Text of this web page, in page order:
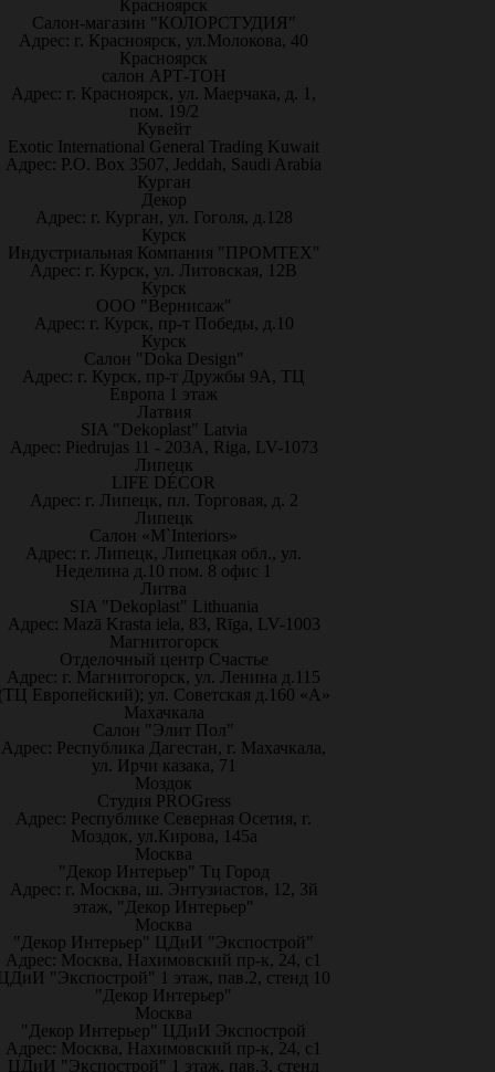
Красноярск
Салон-магазин "КОЛОРСТУДИЯ"
Адрес: г. Красноярск, ул.Молокова, 40
Красноярск
салон АРТ-ТОН
Адрес: г. Красноярск, ул. Маерчака, д. 1,
пом. 19/2
Кувейт
Exotic International General Trading Kuwait
Адрес: P.O. Box 3507, Jeddah, Saudi Arabia
Курган
Декор
Адрес: г. Курган, ул. Гоголя, д.128
Курск
Индустриальная Компания "ПРОМТЕХ"
Адрес: г. Курск, ул. Литовская, 12В
Курск
ООО "Вернисаж"
Адрес: г. Курск, пр-т Победы, д.10
Курск
Салон "Doka Design"
Адрес: г. Курск, пр-т Дружбы 9А, ТЦ
Европа 1 этаж
Латвия
SIA "Dekoplast" Latvia
Адрес: Piedrujas 11 - 203A, Riga, LV-1073
Липецк
LIFE DÉCOR
Адрес: г. Липецк, пл. Торговая, д. 2
Липецк
Салон «M`Interiors»
Адрес: г. Липецк, Липецкая обл., ул.
Неделина д.10 пом. 8 офис 1
Литва
SIA "Dekoplast" Lithuania
Адрес: Mazā Krasta iela, 83, Rīga, LV-1003
Магнитогорск
Отделочный центр Счастье
Адрес: г. Магнитогорск, ул. Ленина д.115
Европейский); ул. Советская д.160 «А»
Махачкала
Салон "Элит Пол"
Адрес: Республика Дагестан, г. Махачкала,
ул. Ирчи казака, 71
Моздок
Студия PROGress
Адрес: Республике Северная Осетия, г.
Моздок, ул.Кирова, 145а
Москва
"Декор Интерьер" Тц Город
Адрес: г. Москва, ш. Энтузиастов, 12, 3й
этаж, "Декор Интерьер"
Москва
"Декор Интерьер" ЦДиИ "Экспострой"
Адрес: Москва, Нахимовский пр-к, 24, с1
"Экспострой" 1 этаж, пав.2, стенд 10
"Декор Интерьер"
Москва
"Декор Интерьер" ЦДиИ Экспострой
Адрес: Москва, Нахимовский пр-к, 24, с1
ЦДиИ "Экспострой" 1 этаж, пав.3, стенд